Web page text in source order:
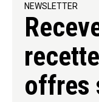
NEWSLETTER
offres